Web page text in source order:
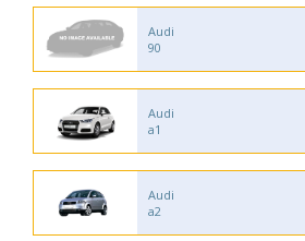
Audi
90
Audi
a1
Audi
a2